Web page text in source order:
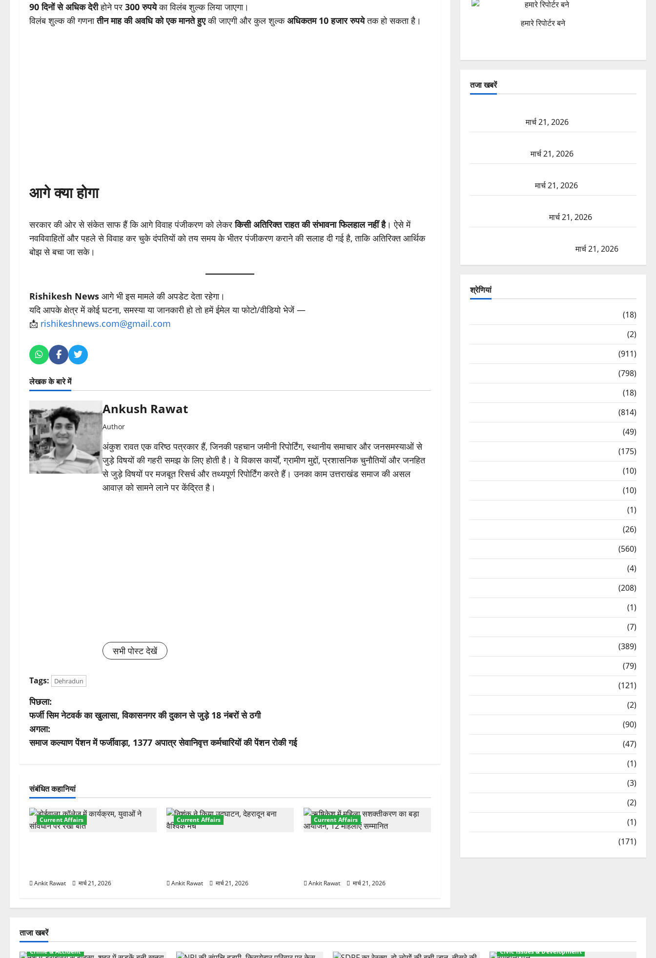
90 दिनों से अधिक देरीहोने पर 300 रुपयेका विलंब शुल्क लिया जाएगा।
विलंब शुल्क की गणनातीन माह की अवधि को एक मानते हुएकी जाएगी और कुल शुल्कअधिकतम 10 हजार रुपयेतक हो सकता है।
आगे क्या होगा
सरकार की ओर से संकेत साफ हैं कि आगे विवाह पंजीकरण को लेकरकिसी अतिरिक्त राहत की संभावना फिलहाल नहीं है। ऐसे में
नवविवाहितों और पहले से विवाह कर चुके दंपतियों को तय समय के भीतर पंजीकरण कराने की सलाह दी गई है, ताकि अतिरिक्त आर्थिक
बोझ से बचा जा सके।
Rishikesh News आगे भी इस मामले की अपडेट देता रहेगा।
यदि आपके क्षेत्र में कोई घटना, समस्या या जानकारी हो तो हमें ईमेल या फोटो/वीडियो भेजें —
📩 rishikeshnews.com@gmail.com
लेखक के बारे में
Ankush Rawat
Author
अंकुश रावत एक वरिष्ठ पत्रकार हैं, जिनकी पहचान जमीनी रिपोर्टिंग, स्थानीय समाचार और जनसमस्याओं से
जुड़े विषयों की गहरी समझ के लिए होती है। वे विकास कार्यों, ग्रामीण मुद्दों, प्रशासनिक चुनौतियों और जनहित
से जुड़े विषयों पर मजबूत रिसर्च और तथ्यपूर्ण रिपोर्टिंग करते हैं। उनका काम उत्तराखंड समाज की असल
आवाज़ को सामने लाने पर केंद्रित है।
सभी पोस्ट देखें
Tags: Dehradun
पो
स्ट
ने
गे
श
न
पिछला:
फर्जी सिम नेटवर्क का खुलासा, विकासनगर की दुकान से जुड़े 18 नंबरों से ठगी
अगला:
समाज कल्याण पेंशन में फर्जीवाड़ा, 1377 अपात्र सेवानिवृत्त कर्मचारियों की पेंशन रोकी गई
संबंधित कहानियां
Current Affairs
Ankit Rawat मार्च 21, 2026
Current Affairs
Ankit Rawat मार्च 21, 2026
Current Affairs
Ankit Rawat मार्च 21, 2026
हमारे रिपोर्टर बने
तजा खबरें
मार्च 21, 2026
मार्च 21, 2026
मार्च 21, 2026
मार्च 21, 2026
मार्च 21, 2026
श्रेणियां
(18)
(2)
(911)
(798)
(18)
(814)
(49)
(175)
(10)
(10)
(1)
(26)
(560)
(4)
(208)
(1)
(7)
(389)
(79)
(121)
(2)
(90)
(47)
(1)
(3)
(2)
(1)
(171)
ताजा खबरें
Crime & Accident Civic Issues & Development